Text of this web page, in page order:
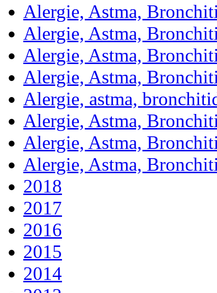
Alergie, Astma,
Alergie, Astma,
Alergie, Astma,
Alergie, Astma,
Alergie, astma,
Alergie, Astma,
Alergie, Astma,
Alergie, Astma,
2018
2017
2016
2015
2014